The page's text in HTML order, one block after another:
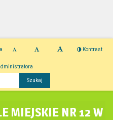
Kontrast
MIEJSKIE NR 12 W